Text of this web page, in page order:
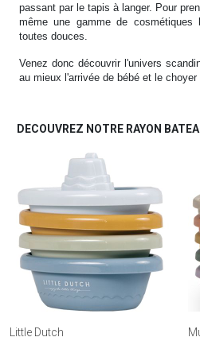
passant par le tapis à langer. Pour
même une gamme de
toutes douces.
Venez donc découvrir l'univers
au mieux l'arrivée de bébé et le
DECOUVREZ NOTRE RAYON
Little Dutch